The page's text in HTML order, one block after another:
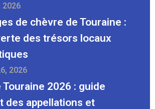
2026
de chèvre de Touraine :
des trésors locaux
2026
Touraine 2026 : guide
des appellations et